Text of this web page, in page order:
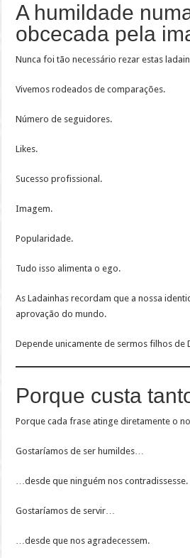
A humildade
obcecada pela
Nunca foi tão necessário rezar estas
Vivemos rodeados de comparações.
Número de seguidores.
Likes.
Sucesso profissional.
Imagem.
Popularidade.
Tudo isso alimenta o ego.
As Ladainhas recordam que a nossa
aprovação do mundo.
Depende unicamente de sermos filhos de
Porque custa
Porque cada frase atinge diretamente o
Gostaríamos de ser humildes…
…desde que ninguém nos contradissesse.
Gostaríamos de servir…
…desde que nos agradecessem.